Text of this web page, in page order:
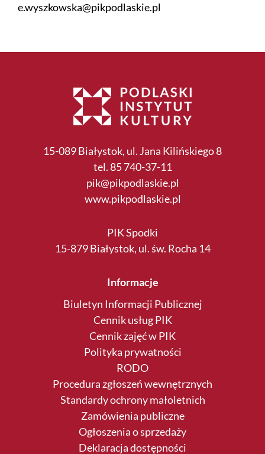
e.wyszkowska@pikpodlaskie.pl
15-089 Białystok, ul. Jana Kilińskiego 8
tel. 85 740-37-11
pik@pikpodlaskie.pl
www.pikpodlaskie.pl
PIK Spodki
15-879 Białystok, ul. św. Rocha 14
Informacje
Biuletyn Informacji Publicznej
Cennik usług PIK
Cennik zajęć w PIK
Polityka prywatności
RODO
Procedura zgłoszeń wewnętrznych
Standardy ochrony małoletnich
Zamówienia publiczne
Ogłoszenia o sprzedaży
Deklaracja dostępności